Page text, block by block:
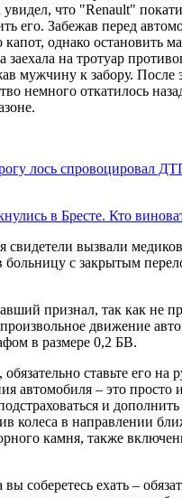
что "Renault"
его. Забежав перед
капот, однако остановить
заехала на тротуар
мужчину к забору. После
немного откатилось
лось спровоцировал
в Бресте. Кто
свидетели вызвали
больницу с закрытым
признал, так как не
движение
в размере 0,2 БВ.
ставьте его на
автомобиля – это просто
и дополнить
колеса в направлении
камня, также
соберетесь ехать –